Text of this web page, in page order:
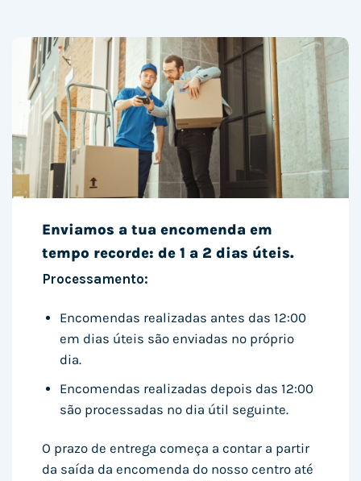
Enviamos a tua encomenda em
tempo recorde: de 1 a 2 dias úteis.
Processamento:
Encomendas realizadas antes das 12:00
em dias úteis são enviadas no próprio
dia.
Encomendas realizadas depois das 12:00
são processadas no dia útil seguinte.
O prazo de entrega começa a contar a partir
da saída da encomenda do nosso centro até